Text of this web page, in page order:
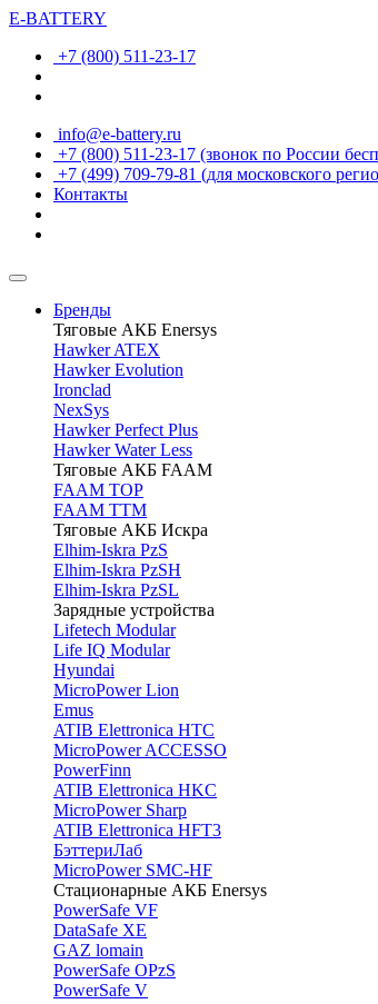
E-BATTERY
+7 (800) 511-23-17
info@e-battery.ru
+7 (800) 511-23-17 (звонок по России
+7 (499) 709-79-81 (для московского
Контакты
Бренды
Тяговые АКБ Enersys
Hawker ATEX
Hawker Evolution
Ironclad
NexSys
Hawker Perfect Plus
Hawker Water Less
Тяговые АКБ FAAM
FAAM TOP
FAAM TTM
Тяговые АКБ Искра
Elhim-Iskra PzS
Elhim-Iskra PzSH
Elhim-Iskra PzSL
Зарядные устройства
Lifetech Modular
Life IQ Modular
Hyundai
MicroPower Lion
Emus
ATIB Elettronica HTC
MicroPower ACCESSO
PowerFinn
ATIB Elettronica HKC
MicroPower Sharp
ATIB Elettronica HFT3
БэттериЛаб
MicroPower SMC-HF
Стационарные АКБ Enersys
PowerSafe VF
DataSafe XE
GAZ lomain
PowerSafe OPzS
PowerSafe V